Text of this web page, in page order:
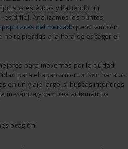
estéticos y haciendo un
difícil. Analizamos los puntos
populares del mercado pero también
no te pierdas a la hora de escoger el
para movernos por la ciudad
para el aparcamiento. Son baratos
en un viaje largo, si buscas interiores
mecánica y cambios automáticos